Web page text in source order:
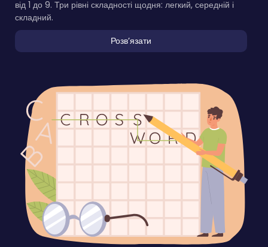
від 1 до 9. Три рівні складності щодня: легкий, середній і
складний.
Розвʼязати